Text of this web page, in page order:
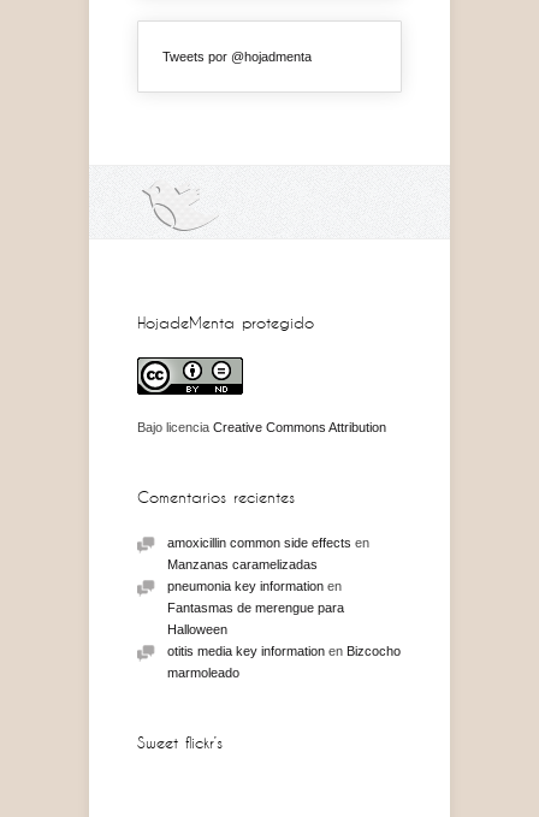
Tweets por @hojadmenta
HojadeMenta protegido
Bajo licencia Creative Commons Attribution
Comentarios recientes
amoxicillin common side effects en
Manzanas caramelizadas
pneumonia key information en
Fantasmas de merengue para
Halloween
otitis media key information en Bizcocho
marmoleado
Sweet flickr’s